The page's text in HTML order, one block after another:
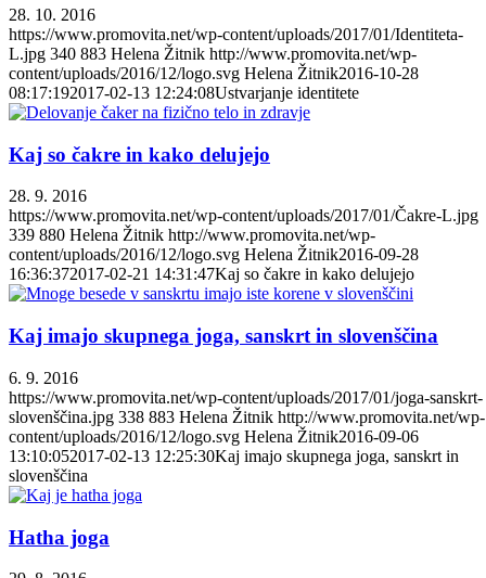
28. 10. 2016
https://www.promovita.net/wp-content/uploads/2017/01/Identiteta-
L.jpg 340 883 Helena Žitnik http://www.promovita.net/wp-
content/uploads/2016/12/logo.svg Helena Žitnik2016-10-28
08:17:192017-02-13 12:24:08Ustvarjanje identitete
Kaj so čakre in kako delujejo
28. 9. 2016
https://www.promovita.net/wp-content/uploads/2017/01/Čakre-L.jpg
339 880 Helena Žitnik http://www.promovita.net/wp-
content/uploads/2016/12/logo.svg Helena Žitnik2016-09-28
16:36:372017-02-21 14:31:47Kaj so čakre in kako delujejo
Kaj imajo skupnega joga, sanskrt in slovenščina
6. 9. 2016
https://www.promovita.net/wp-content/uploads/2017/01/joga-sanskrt-
slovenščina.jpg 338 883 Helena Žitnik http://www.promovita.net/wp-
content/uploads/2016/12/logo.svg Helena Žitnik2016-09-06
13:10:052017-02-13 12:25:30Kaj imajo skupnega joga, sanskrt in
slovenščina
Hatha joga